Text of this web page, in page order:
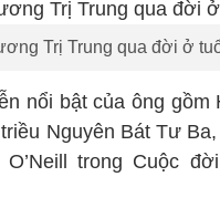
Trị Trung qua đời ở
nổi bật của ông gồm
Nguyên Bát Tư
trong Cuộc